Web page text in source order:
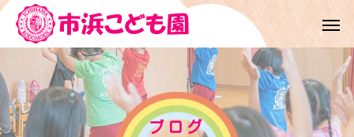
ブログ